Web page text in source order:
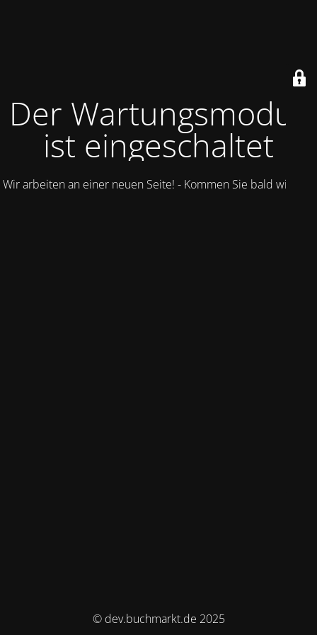
Der Wartungsmodus
ist eingeschaltet
Wir arbeiten an einer neuen Seite! - Kommen Sie bald wieder.
© dev.buchmarkt.de 2025